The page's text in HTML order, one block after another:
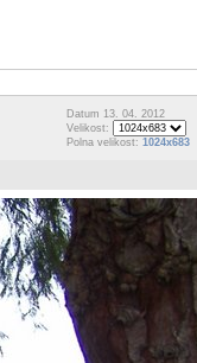
Datum 13. 04. 2012
Velikost:
Polna velikost: 1024x683